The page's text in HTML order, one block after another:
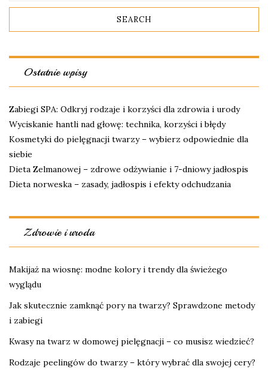
Ostatnie wpisy
Zabiegi SPA: Odkryj rodzaje i korzyści dla zdrowia i urody
Wyciskanie hantli nad głowę: technika, korzyści i błędy
Kosmetyki do pielęgnacji twarzy – wybierz odpowiednie dla
siebie
Dieta Zelmanowej – zdrowe odżywianie i 7-dniowy jadłospis
Dieta norweska – zasady, jadłospis i efekty odchudzania
Zdrowie i uroda
Makijaż na wiosnę: modne kolory i trendy dla świeżego
wyglądu
Jak skutecznie zamknąć pory na twarzy? Sprawdzone metody
i zabiegi
Kwasy na twarz w domowej pielęgnacji – co musisz wiedzieć?
Rodzaje peelingów do twarzy – który wybrać dla swojej cery?